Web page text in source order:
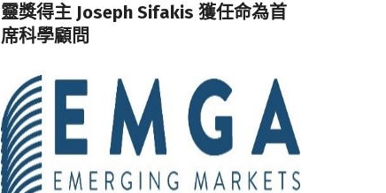
靈獎得主 Joseph Sifakis 獲任命為首
席科學顧問